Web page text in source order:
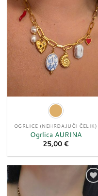
listu
želja
OGRLICE (NEHRĐAJUĆI ČELIK)
Ogrlica AURINA
25,00 €